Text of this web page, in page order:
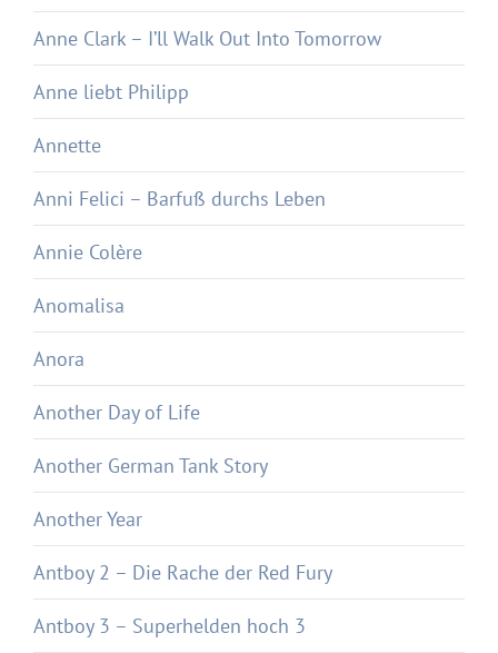
Anne Clark – I’ll Walk Out Into Tomorrow
Anne liebt Philipp
Annette
Anni Felici – Barfuß durchs Leben
Annie Colère
Anomalisa
Anora
Another Day of Life
Another German Tank Story
Another Year
Antboy 2 – Die Rache der Red Fury
Antboy 3 – Superhelden hoch 3